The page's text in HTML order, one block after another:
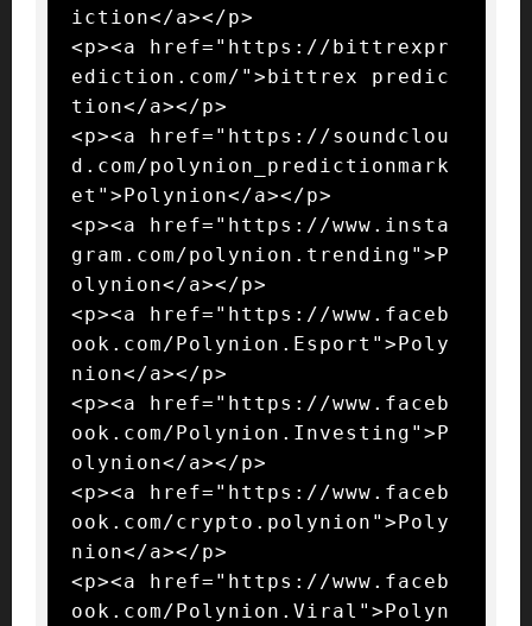
iction</a></p>
<p><a href="https://bittrexpr
ediction.com/">bittrex predic
tion</a></p>
<p><a href="https://soundclou
d.com/polynion_predictionmark
et">Polynion</a></p>
<p><a href="https://www.insta
gram.com/polynion.trending">P
olynion</a></p>
<p><a href="https://www.faceb
ook.com/Polynion.Esport">Poly
nion</a></p>
<p><a href="https://www.faceb
ook.com/Polynion.Investing">P
olynion</a></p>
<p><a href="https://www.faceb
ook.com/crypto.polynion">Poly
nion</a></p>
<p><a href="https://www.faceb
ook.com/Polynion.Viral">Polyn